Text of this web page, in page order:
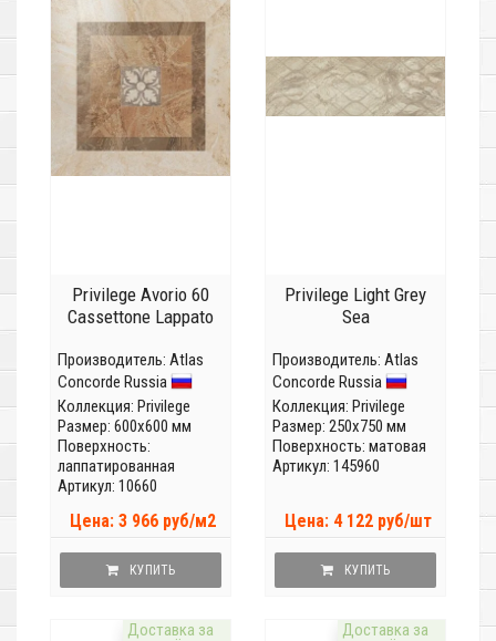
Privilege Avorio 60
Cassettone Lappato
Производитель: Atlas
Concorde Russia
Коллекция: Privilege
Размер: 600x600 мм
Поверхность:
лаппатированная
Артикул: 10660
Цена: 3 966 руб/м2
КУПИТЬ
Privilege Light Grey
Sea
Производитель: Atlas
Concorde Russia
Коллекция: Privilege
Размер: 250x750 мм
Поверхность: матовая
Артикул: 145960
Цена: 4 122 руб/шт
КУПИТЬ
Доставка за Доставка за